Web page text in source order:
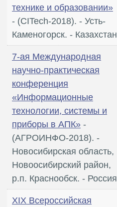
технике и образовании»
- (CITech-2018). - Усть-
Каменогорск. - Казахстан
7-ая Международная
научно-практическая
конференция
«Информационные
технологии, системы и
приборы в АПК» -
(АГРОИНФО-2018). -
Новосибирская область,
Новоосибирский район,
р.п. Краснообск. - Россия
XIX Всероссийская